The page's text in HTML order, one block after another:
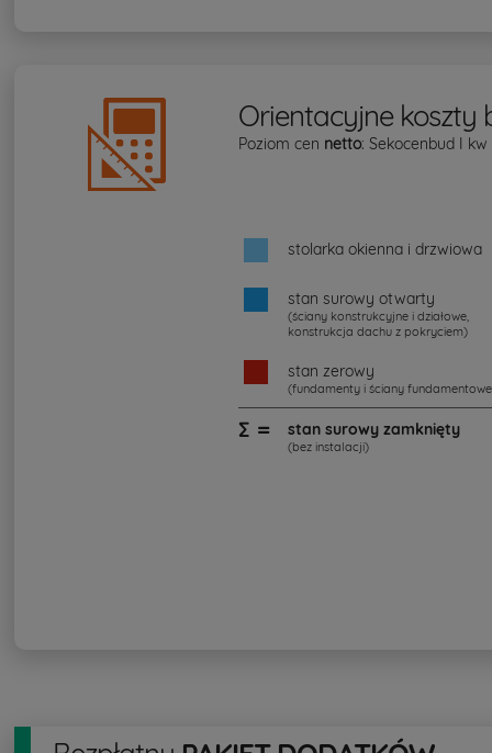
Orientacyjne koszty
Poziom cen netto: Sekocenbud I
stolarka okienna i drzwiowa
stan surowy otwarty
(ściany konstrukcyjne i działowe,
konstrukcja dachu z pokryciem)
stan zerowy
(fundamenty i ściany
∑ = stan surowy zamknięty
(bez instalacji)